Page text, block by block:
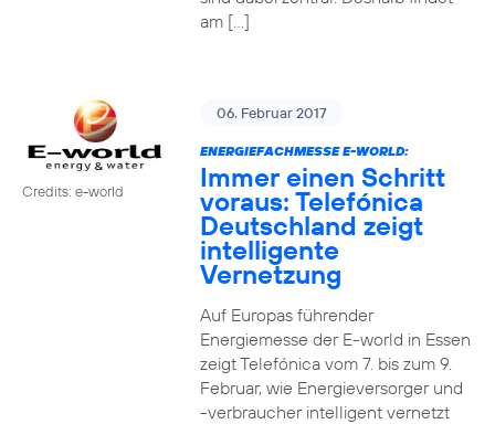
am […]
Credits: e-world
06. Februar 2017
ENERGIEFACHMESSE E-WORLD:
Immer einen Schritt
voraus: Telefónica
Deutschland zeigt
intelligente
Vernetzung
Auf Europas führender
Energiemesse der E-world in Essen
zeigt Telefónica vom 7. bis zum 9.
Februar, wie Energieversorger und
-verbraucher intelligent vernetzt